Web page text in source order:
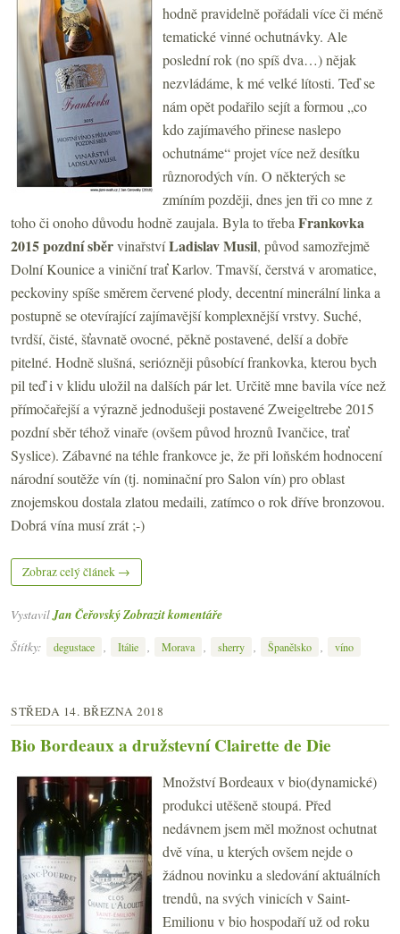
hodně pravidelně pořádali více či méně
tematické vinné ochutnávky. Ale
poslední rok (no spíš dva…) nějak
nezvládáme, k mé velké lítosti. Teď se
nám opět podařilo sejít a formou „co
kdo zajímavého přinese naslepo
ochutnáme“ projet více než desítku
různorodých vín. O některých se
zmíním později, dnes jen tři co mne z
toho či onoho důvodu hodně zaujala. Byla to třeba Frankovka
2015 pozdní sběrvinařstvíLadislav Musil, původ samozřejmě
Dolní Kounice a viniční trať Karlov. Tmavší, čerstvá v aromatice,
peckoviny spíše směrem červené plody, decentní minerální linka a
postupně se otevírající zajímavější komplexnější vrstvy. Suché,
tvrdší, čisté, šťavnatě ovocné, pěkně postavené, delší a dobře
pitelné. Hodně slušná, seriózněji působící frankovka, kterou bych
pil teď i v klidu uložil na dalších pár let. Určitě mne bavila více než
přímočařejší a výrazně jednodušeji postavené Zweigeltrebe 2015
pozdní sběr téhož vinaře (ovšem původ hroznů Ivančice, trať
Syslice). Zábavné na téhle frankovce je, že při loňském hodnocení
národní soutěže vín (tj. nominační pro Salon vín) pro oblast
znojemskou dostala zlatou medaili, zatímco o rok dříve bronzovou.
Dobrá vína musí zrát ;-)
Zobraz celý článek →
Vystavil Jan ČeřovskýZobrazit komentáře
Štítky:
degustace , Itálie , Morava , sherry , Španělsko , víno
STŘEDA 14. BŘEZNA 2018
Bio Bordeaux a družstevní Clairette de Die
Množství Bordeaux v bio(dynamické)
produkci utěšeně stoupá. Před
nedávnem jsem měl možnost ochutnat
dvě vína, u kterých ovšem nejde o
žádnou novinku a sledování aktuálních
trendů, na svých vinicích v Saint-
Emilionu v bio hospodaří už od roku